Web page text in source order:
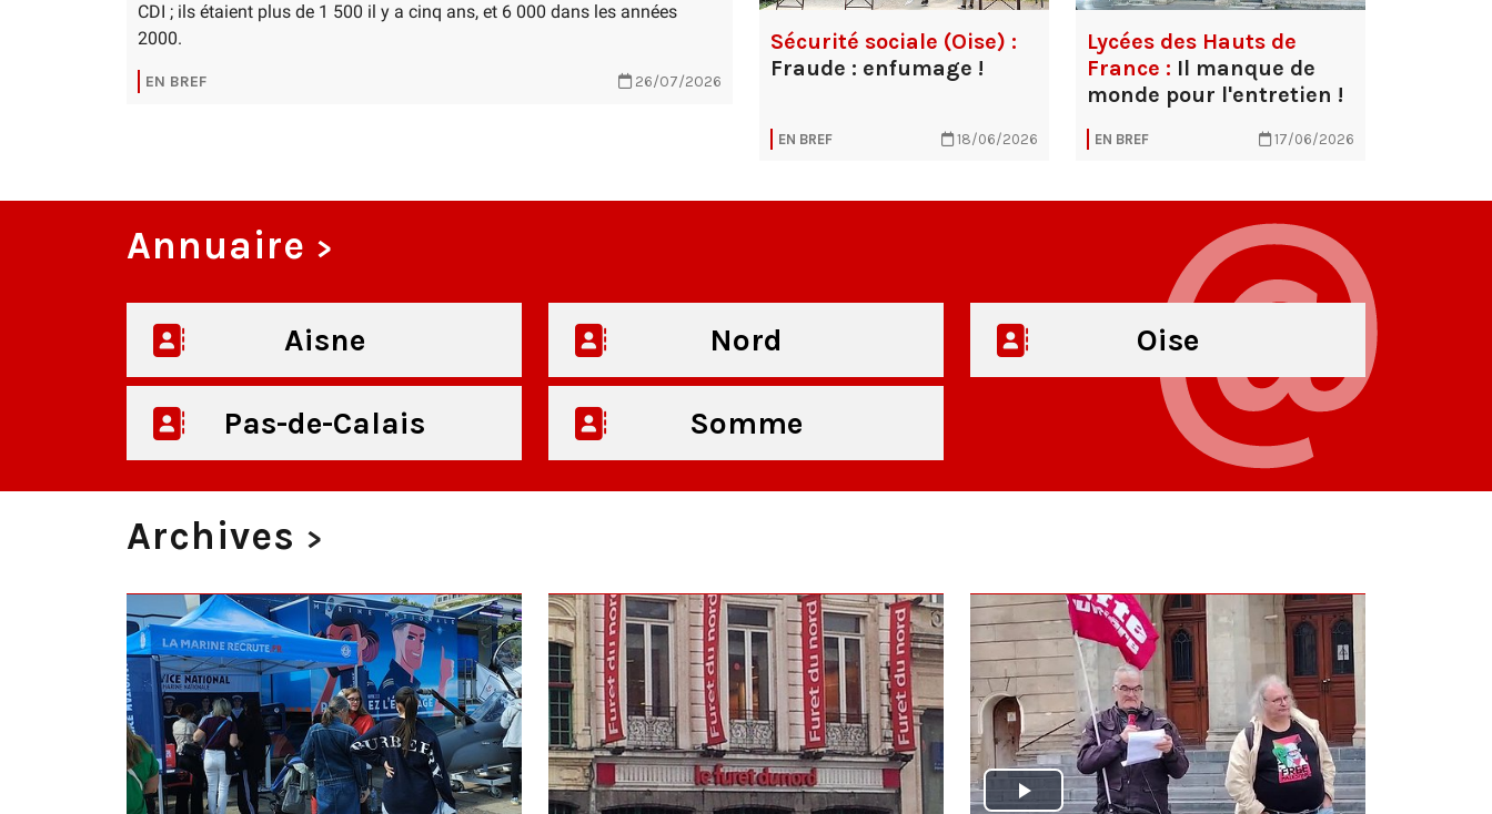
CDI ; ils étaient plus de 1 500 il y a cinq ans, et 6 000 dans les années
2000.
EN BREF 26/07/2026
Sécurité sociale (Oise) :
Fraude : enfumage !
EN BREF 18/06/2026
Lycées des Hauts de
France : Il manque de
monde pour l'entretien !
EN BREF 17/06/2026
Annuaire >
Aisne Nord Oise
Pas-de-Calais Somme
Archives >